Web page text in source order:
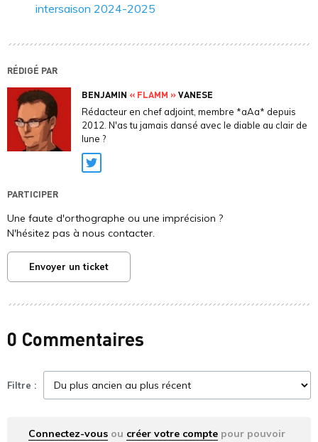
intersaison 2024-2025
RÉDIGÉ PAR
BENJAMIN « FLAMM »VANESE
Rédacteur en chef adjoint, membre *aAa* depuis
2012. N'as tu jamais dansé avec le diable au clair de
lune ?
Twitter
PARTICIPER
Une faute d'orthographe ou une imprécision ?
N'hésitez pas à nous contacter.
Envoyer un ticket
0 Commentaires
Filtre :
Connectez-vous ou créer votre compte pour pouvoir